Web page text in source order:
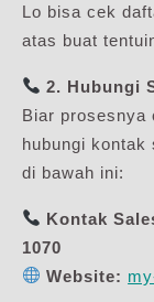
Lo bisa cek
atas buat
2. Hubungi
Biar prosesnya
hubungi kontak
di bawah ini:
Kontak
1070
Website: